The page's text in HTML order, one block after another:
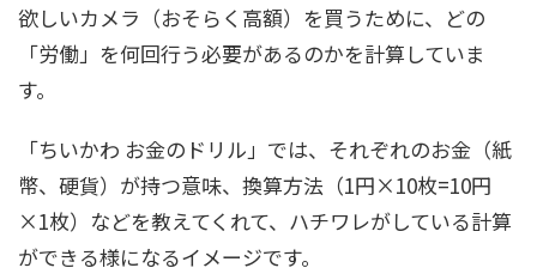
欲しいカメラ（おそらく高額）を買うために、どの
「労働」を何回行う必要があるのかを計算していま
す。
「ちいかわ お金のドリル」では、それぞれのお金（紙
幣、硬貨）が持つ意味、換算方法（1円×10枚=10円
×1枚）などを教えてくれて、ハチワレがしている計算
ができる様になるイメージです。